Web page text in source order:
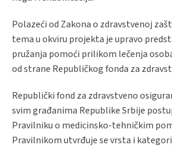
Polazeći od Zakona o zdravstvenoj
tema u okviru projekta je upravo
pružanja pomoći prilikom lečenja
od strane Republičkog fonda za
Republički fond za zdravstveno
svim građanima Republike Srbije
Pravilniku o medicinsko-tehničkim
Pravilnikom utvrđuje se vrsta i